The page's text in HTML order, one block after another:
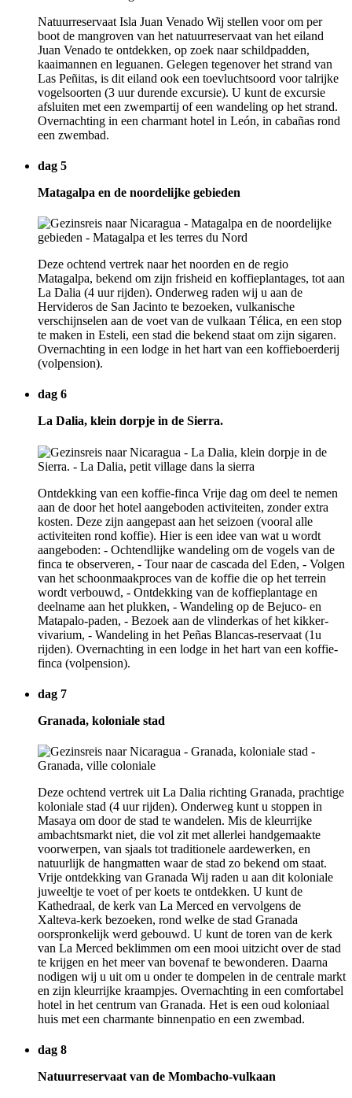
Natuurreservaat Isla Juan Venado Wij stellen voor om per
boot de mangroven van het natuurreservaat van het eiland
Juan Venado te ontdekken, op zoek naar schildpadden,
kaaimannen en leguanen. Gelegen tegenover het strand van
Las Peñitas, is dit eiland ook een toevluchtsoord voor talrijke
vogelsoorten (3 uur durende excursie). U kunt de excursie
afsluiten met een zwempartij of een wandeling op het strand.
Overnachting in een charmant hotel in León, in cabañas rond
een zwembad.
dag 5
Matagalpa en de noordelijke gebieden
Deze ochtend vertrek naar het noorden en de regio
Matagalpa, bekend om zijn frisheid en koffieplantages, tot aan
La Dalia (4 uur rijden). Onderweg raden wij u aan de
Hervideros de San Jacinto te bezoeken, vulkanische
verschijnselen aan de voet van de vulkaan Télica, en een stop
te maken in Esteli, een stad die bekend staat om zijn sigaren.
Overnachting in een lodge in het hart van een koffieboerderij
(volpension).
dag 6
La Dalia, klein dorpje in de Sierra.
Ontdekking van een koffie-finca Vrije dag om deel te nemen
aan de door het hotel aangeboden activiteiten, zonder extra
kosten. Deze zijn aangepast aan het seizoen (vooral alle
activiteiten rond koffie). Hier is een idee van wat u wordt
aangeboden: - Ochtendlijke wandeling om de vogels van de
finca te observeren, - Tour naar de cascada del Eden, - Volgen
van het schoonmaakproces van de koffie die op het terrein
wordt verbouwd, - Ontdekking van de koffieplantage en
deelname aan het plukken, - Wandeling op de Bejuco- en
Matapalo-paden, - Bezoek aan de vlinderkas of het kikker-
vivarium, - Wandeling in het Peñas Blancas-reservaat (1u
rijden). Overnachting in een lodge in het hart van een koffie-
finca (volpension).
dag 7
Granada, koloniale stad
Deze ochtend vertrek uit La Dalia richting Granada, prachtige
koloniale stad (4 uur rijden). Onderweg kunt u stoppen in
Masaya om door de stad te wandelen. Mis de kleurrijke
ambachtsmarkt niet, die vol zit met allerlei handgemaakte
voorwerpen, van sjaals tot traditionele aardewerken, en
natuurlijk de hangmatten waar de stad zo bekend om staat.
Vrije ontdekking van Granada Wij raden u aan dit koloniale
juweeltje te voet of per koets te ontdekken. U kunt de
Kathedraal, de kerk van La Merced en vervolgens de
Xalteva-kerk bezoeken, rond welke de stad Granada
oorspronkelijk werd gebouwd. U kunt de toren van de kerk
van La Merced beklimmen om een mooi uitzicht over de stad
te krijgen en het meer van bovenaf te bewonderen. Daarna
nodigen wij u uit om u onder te dompelen in de centrale markt
en zijn kleurrijke kraampjes. Overnachting in een comfortabel
hotel in het centrum van Granada. Het is een oud koloniaal
huis met een charmante binnenpatio en een zwembad.
dag 8
Natuurreservaat van de Mombacho-vulkaan